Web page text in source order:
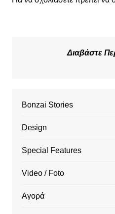
Διαβάστε
Bonzai Stories
Design
Special Features
Video / Foto
Αγορά